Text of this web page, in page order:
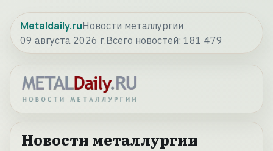
Metaldaily.ruНовости металлургии
09 августа 2026 г.Всего новостей: 181 479
Новости металлургии